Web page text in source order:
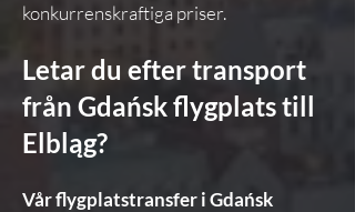
konkurrenskraftiga priser.
Letar du efter transport
från Gdańsk flygplats till
Elbląg?
Vår flygplatstransfer i Gdańsk